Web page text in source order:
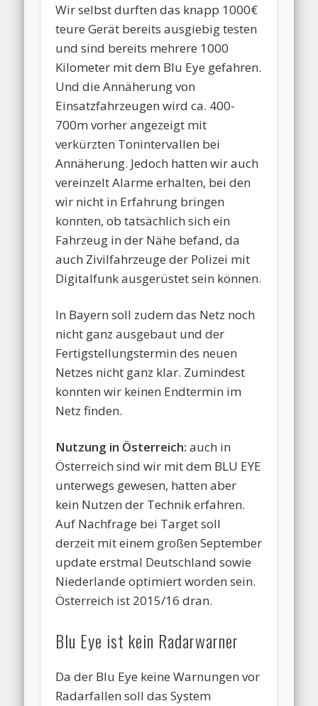
Wir selbst durften das knapp 1000€
teure Gerät bereits ausgiebig testen
und sind bereits mehrere 1000
Kilometer mit dem Blu Eye gefahren.
Und die Annäherung von
Einsatzfahrzeugen wird ca. 400-
700m vorher angezeigt mit
verkürzten Tonintervallen bei
Annäherung. Jedoch hatten wir auch
vereinzelt Alarme erhalten, bei den
wir nicht in Erfahrung bringen
konnten, ob tatsächlich sich ein
Fahrzeug in der Nähe befand, da
auch Zivilfahrzeuge der Polizei mit
Digitalfunk ausgerüstet sein können.
In Bayern soll zudem das Netz noch
nicht ganz ausgebaut und der
Fertigstellungstermin des neuen
Netzes nicht ganz klar. Zumindest
konnten wir keinen Endtermin im
Netz finden.
Nutzung in Österreich: auch in
Österreich sind wir mit dem BLU EYE
unterwegs gewesen, hatten aber
kein Nutzen der Technik erfahren.
Auf Nachfrage bei Target soll
derzeit mit einem großen September
update erstmal Deutschland sowie
Niederlande optimiert worden sein.
Österreich ist 2015/16 dran.
Blu Eye ist kein Radarwarner
Da der Blu Eye keine Warnungen vor
Radarfallen soll das System